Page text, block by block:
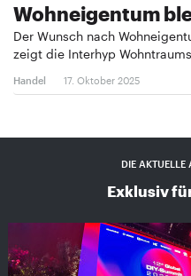
Wohneigentum
Der Wunsch nach
zeigt die Interhyp
Handel 17. Oktober 2025
DIE
Exklusiv